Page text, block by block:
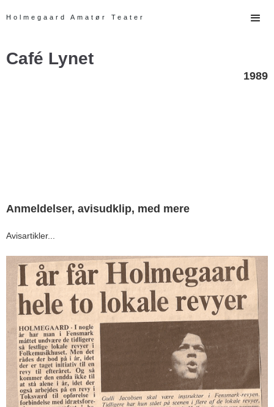
Holmegaard Amatør Teater
Café Lynet
1989
Anmeldelser, avisudklip, med mere
Avisartikler...